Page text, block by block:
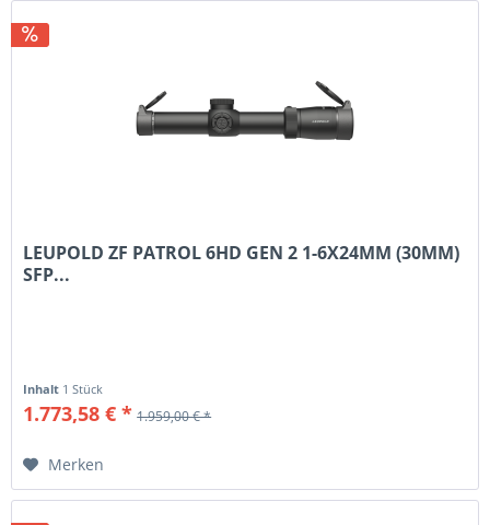
LEUPOLD ZF PATROL 6HD GEN 2 1-6X24MM (30MM)
SFP...
Inhalt 1 Stück
1.773,58 € * 1.959,00 € *
Merken